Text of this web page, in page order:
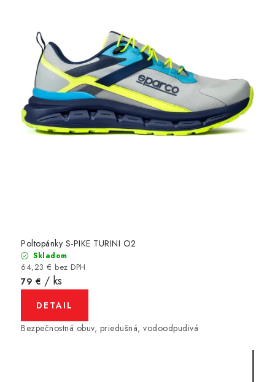
Poltopánky S-PIKE TURINI O2
Skladom
64,23 € bez DPH
79 € / ks
DETAIL
Bezpečnostná obuv, priedušná, vodoodpudivá